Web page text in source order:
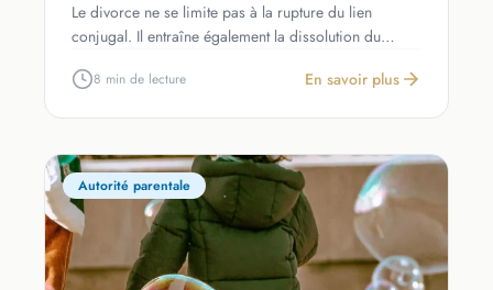
Le divorce ne se limite pas à la rupture du lien
conjugal. Il entraîne également la dissolution du…
8 min de lecture En savoir plus
Autorité parentale